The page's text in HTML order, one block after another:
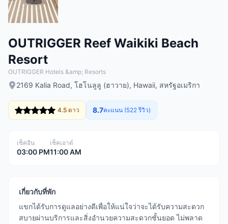
OUTRIGGER Reef Waikiki Beach
Resort
OUTRIGGER Hotels &amp; Resorts
2169 Kalia Road, โฮโนลูลู (ฮาวาย), Hawaii, สหรัฐอเมริกา
4.5 ดาว 8.7คะแนน (522 รีวิว)
เช็คอิน
03:00 PM
เช็คเอาต์
11:00 AM
เกี่ยวกับที่พัก
แขกได้รับการดูแลอย่างดีเพื่อให้แน่ใจว่าจะได้รับความสะดวก
สบายผ่านบริการและสิ่งอำนวยความสะดวกชั้นยอด ไม่พลาด